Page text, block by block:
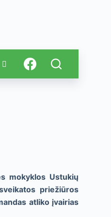
mokyklos Ustukių
priežiūros
atliko įvairias